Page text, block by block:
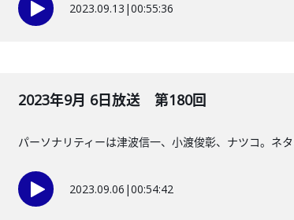
2023.09.13 |00:55:36
2023年9月 6日放送 第180回
パーソナリティーは津波信一、小渡俊彰、ナツコ。ネ
2023.09.06 |00:54:42